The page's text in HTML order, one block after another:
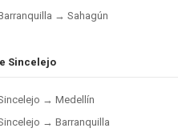
→ Sahagún
Sincelejo
→ Medellín
→ Barranquilla